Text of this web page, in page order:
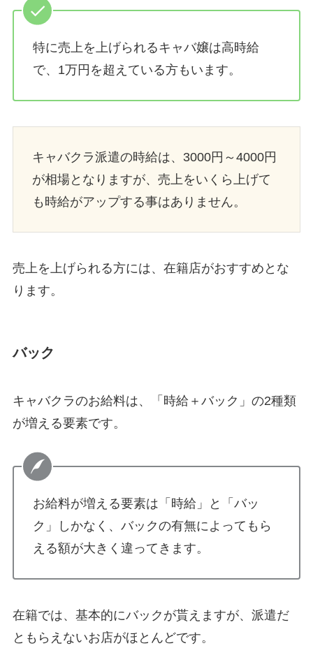
特に売上を上げられるキャバ嬢は高時給
で、1万円を超えている方もいます。
キャバクラ派遣の時給は、3000円～4000円
が相場となりますが、売上をいくら上げて
も時給がアップする事はありません。
売上を上げられる方には、在籍店がおすすめとな
ります。
バック
キャバクラのお給料は、「時給＋バック」の2種類
が増える要素です。
お給料が増える要素は「時給」と「バッ
ク」しかなく、バックの有無によってもら
える額が大きく違ってきます。
在籍では、基本的にバックが貰えますが、派遣だ
ともらえないお店がほとんどです。